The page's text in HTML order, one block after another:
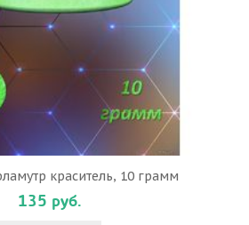
краситель, 10 грамм
135 руб.